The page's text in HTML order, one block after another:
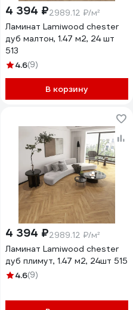
4 394 ₽2989.12 ₽/м²
Ламинат Lamiwood chester
дуб малтон, 1.47 м2, 24 шт
513
4.6(9)
В корзину
4 394 ₽2989.12 ₽/м²
Ламинат Lamiwood chester
дуб плимут, 1.47 м2, 24шт 515
4.6(9)